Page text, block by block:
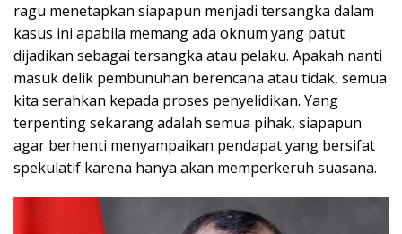
ragu menetapkan siapapun menjadi tersangka dalam
kasus ini apabila memang ada oknum yang patut
dijadikan sebagai tersangka atau pelaku. Apakah nanti
masuk delik pembunuhan berencana atau tidak, semua
kita serahkan kepada proses penyelidikan. Yang
terpenting sekarang adalah semua pihak, siapapun
agar berhenti menyampaikan pendapat yang bersifat
spekulatif karena hanya akan memperkeruh suasana.